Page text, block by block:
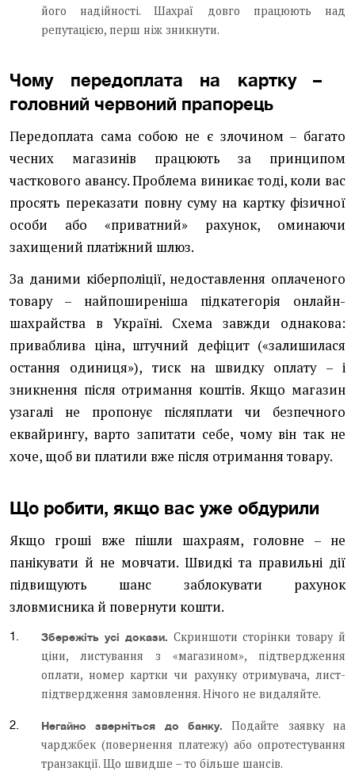
його надійності. Шахраї довго працюють над
репутацією, перш ніж зникнути.
Чому передоплата на картку –
головний червоний прапорець
Передоплата сама собою не є злочином – багато
чесних магазинів працюють за принципом
часткового авансу. Проблема виникає тоді, коли вас
просять переказати повну суму на картку фізичної
особи або «приватний» рахунок, оминаючи
захищений платіжний шлюз.
За даними кіберполіції, недоставлення оплаченого
товару – найпоширеніша підкатегорія онлайн-
шахрайства в Україні. Схема завжди однакова:
приваблива ціна, штучний дефіцит («залишилася
остання одиниця»), тиск на швидку оплату – і
зникнення після отримання коштів. Якщо магазин
узагалі не пропонує післяплати чи безпечного
еквайрингу, варто запитати себе, чому він так не
хоче, щоб ви платили вже після отримання товару.
Що робити, якщо вас уже обдурили
Якщо гроші вже пішли шахраям, головне – не
панікувати й не мовчати. Швидкі та правильні дії
підвищують шанс заблокувати рахунок
зловмисника й повернути кошти.
Збережіть усі докази. Скриншоти сторінки товару й
ціни, листування з «магазином», підтвердження
оплати, номер картки чи рахунку отримувача, лист-
підтвердження замовлення. Нічого не видаляйте.
Негайно зверніться до банку.Подайте заявку на
чарджбек (повернення платежу) або опротестування
транзакції. Що швидше – то більше шансів.